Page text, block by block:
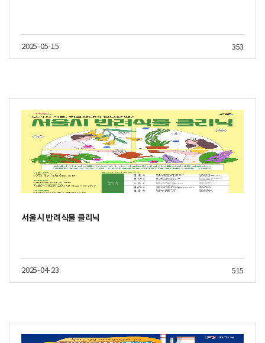
2025-05-15 353
서울시 반려식물 클리닉
2025-04-23 515